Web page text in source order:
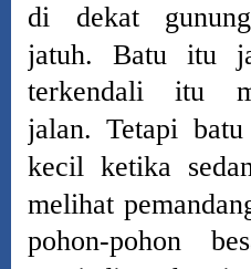
di dekat
jatuh.
Batu itu
terkendali itu
jalan. Tetapi
kecil ketika
melihat
pohon-pohon